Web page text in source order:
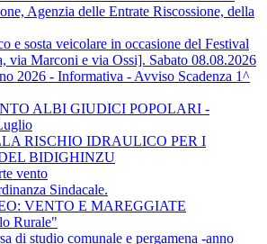
Agenzia delle Entrate Riscossione, della
e sosta veicolare in occasione del Festival
via Marconi e via Ossi]. Sabato 08.08.2026
2026 - Informativa - Avviso Scadenza 1^
ALBI GIUDICI POPOLARI -
RISCHIO IDRAULICO PER I
BIDIGHINZU
vento
Sindacale.
VENTO E MAREGGIATE
Rurale"
di studio comunale e pergamena -anno